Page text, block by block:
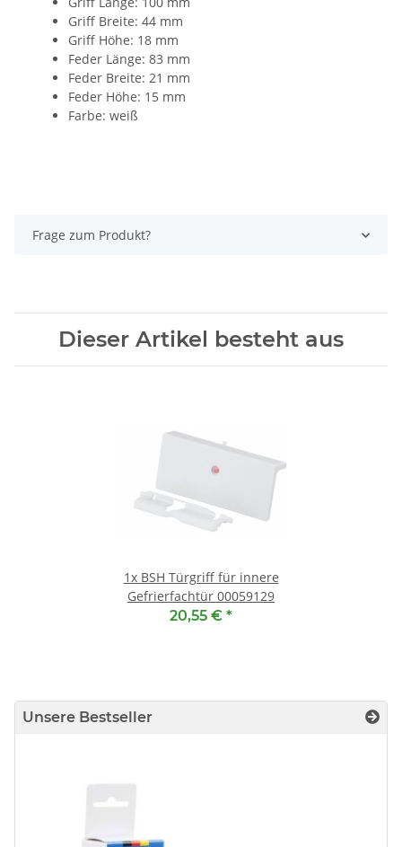
Griff Breite: 44 mm
Griff Höhe: 18 mm
Feder Länge: 83 mm
Feder Breite: 21 mm
Feder Höhe: 15 mm
Farbe: weiß
Frage zum Produkt?
Dieser Artikel besteht aus
1x BSH Türgriff für innere
Gefrierfachtür 00059129
20,55 € *
Unsere Bestseller